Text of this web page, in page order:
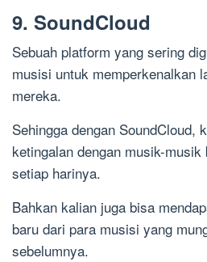
9. SoundCloud
Sebuah platform yang sering
musisi untuk memperkenalkan
mereka.
Sehingga dengan SoundCloud,
ketingalan dengan musik-
setiap harinya.
Bahkan kalian juga bisa
baru dari para musisi yang
sebelumnya.